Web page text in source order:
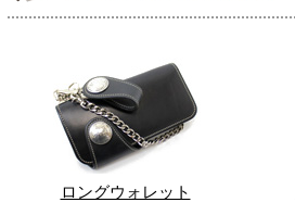
ロングウォレット